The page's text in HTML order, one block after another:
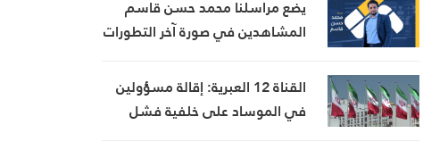
يضع مراسلنا محمد حسن قاسم
المشاهدين في صورة آخر التطورات
المستجدات على الساحتين
السياسية والميدانية، إلى جانب
المواقف الرسمية وأبرز التطورات
القناة 12 العبرية: إقالة مسؤولين
في الموساد على خلفية فشل